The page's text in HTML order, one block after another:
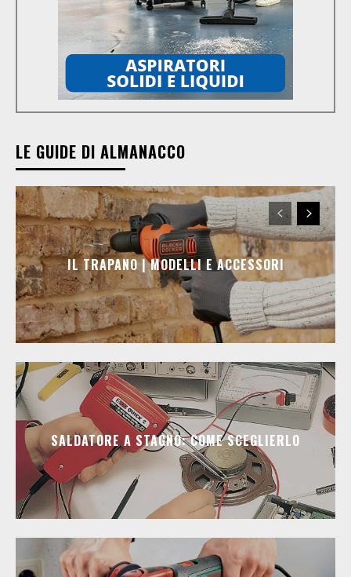
LE GUIDE DI ALMANACCO
IL TRAPANO | MODELLI E ACCESSORI
SALDATORE A STAGNO: COME SCEGLIERLO